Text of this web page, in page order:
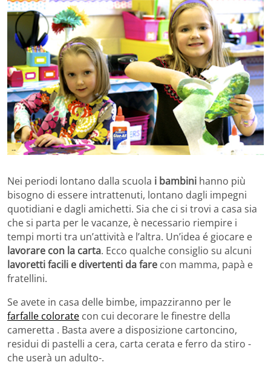
Nei periodi lontano dalla scuola i bambini hanno più
bisogno di essere intrattenuti, lontano dagli impegni
quotidiani e dagli amichetti. Sia che ci si trovi a casa sia
che si parta per le vacanze, è necessario riempire i
tempi morti tra un’attività e l’altra. Un’idea é giocare e
lavorare con la carta. Ecco qualche consiglio su alcuni
lavoretti facili e divertenti da fare con mamma, papà e
fratellini.
Se avete in casa delle bimbe, impazziranno per le
farfalle colorate con cui decorare le finestre della
cameretta . Basta avere a disposizione cartoncino,
residui di pastelli a cera, carta cerata e ferro da stiro -
che userà un adulto-.